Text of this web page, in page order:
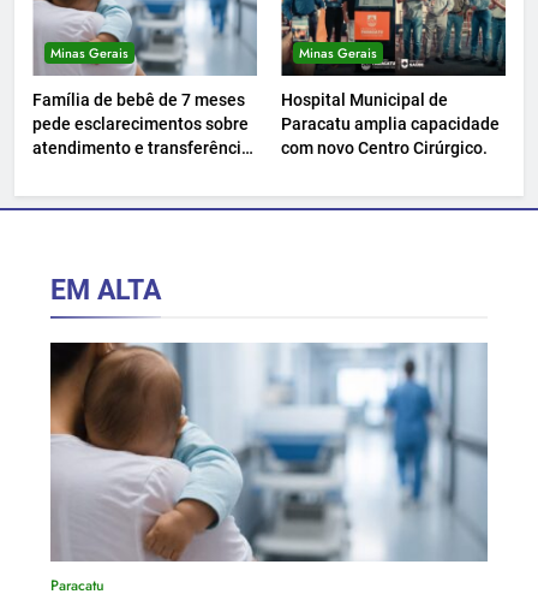
Minas Gerais
Família de bebê de 7 meses
pede esclarecimentos sobre
atendimento e transferência
Minas Gerais
Hospital Municipal de
Paracatu amplia capacidade
com novo Centro Cirúrgico.
EM ALTA
Paracatu